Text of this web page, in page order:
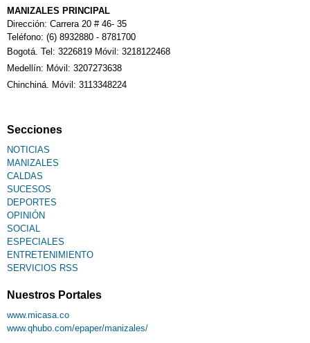
MANIZALES PRINCIPAL
Dirección: Carrera 20 # 46- 35
Teléfono: (6) 8932880 - 8781700
Bogotá. Tel: 3226819 Móvil: 3218122468
Medellín: Móvil: 3207273638
Chinchiná. Móvil: 3113348224
Secciones
NOTICIAS
MANIZALES
CALDAS
SUCESOS
DEPORTES
OPINIÓN
SOCIAL
ESPECIALES
ENTRETENIMIENTO
SERVICIOS RSS
Nuestros Portales
www.micasa.co
www.qhubo.com/epaper/manizales/